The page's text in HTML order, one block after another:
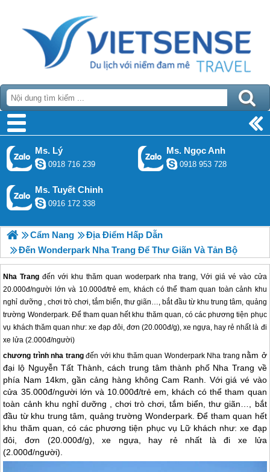
Ms. Lý
0918 716 239
Ms. Ngọc Anh
0918 953 728
Ms. Tuyết Chinh
0916 172 338
Cẩm Nang
Địa Điểm Hấp Dẫn
Đến Wonderpark Nha Trang Để Thư Giãn Và Tản Bộ
Nha Trang đến với khu thăm quan woderpark nha trang, Với giá vé vào cửa
20.000đ/người lớn và 10.000đ/trẻ em, khách có thể tham quan toàn cảnh khu
nghỉ dưỡng , chơi trò chơi, tắm biển, thư giãn…, bắt đầu từ khu trung tâm, quảng
trường Wonderpark. Để tham quan hết khu thăm quan, có các phương tiện phục
vụ khách thăm quan như: xe đạp đôi, đơn (20.000đ/g), xe ngựa, hay rẻ nhất là đi
xe lửa (2.000đ/người)
chương trìnhnha trangđến với khu thăm quan Wonderpark Nha trang nằm ở
đại lộ Nguyễn Tất Thành, cách trung tâm thành phố Nha Trang về
phía Nam 14km, gần cảng hàng không Cam Ranh. Với giá vé vào
cửa 35.000đ/người lớn và 10.000đ/trẻ em, khách có thể tham quan
toàn cảnh khu nghỉ dưỡng , chơi trò chơi, tắm biển, thư giãn…, bắt
đầu từ khu trung tâm, quảng trường Wonderpark. Để tham quan hết
khu thăm quan, có các phương tiện phục vụ Lữ khách như: xe đạp
đôi, đơn (20.000đ/g), xe ngựa, hay rẻ nhất là đi xe lửa
(2.000đ/người).